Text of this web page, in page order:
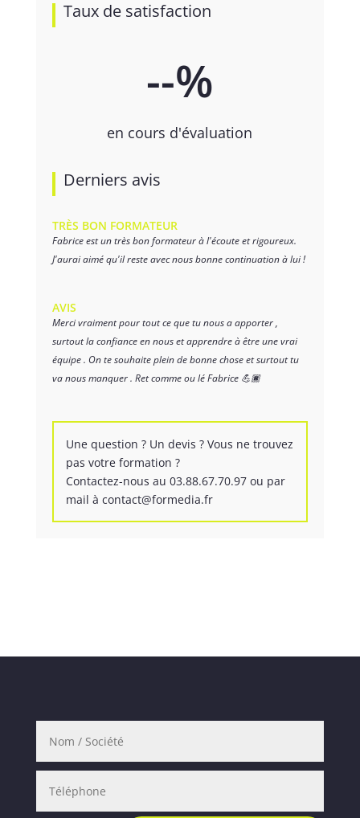
Taux de satisfaction
--%
en cours d'évaluation
Derniers avis
TRÈS BON FORMATEUR
Fabrice est un très bon formateur à l'écoute et rigoureux.
J'aurai aimé qu'il reste avec nous bonne continuation à lui !
AVIS
Merci vraiment pour tout ce que tu nous a apporter ,
surtout la confiance en nous et apprendre à être une vrai
équipe . On te souhaite plein de bonne chose et surtout tu
va nous manquer . Ret comme ou lé Fabrice 💪🏿
Une question ? Un devis ? Vous ne trouvez
pas votre formation ?
Contactez-nous au 03.88.67.70.97 ou par
mail à contact@formedia.fr